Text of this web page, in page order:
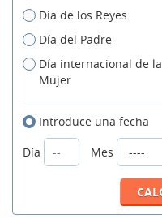
Dia de los Reyes
Día del Padre
Día internacional de la
Mujer
Introduce una fecha
Día
Mes